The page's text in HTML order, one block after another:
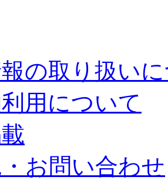
の取り扱い
用について
お問い合わせ